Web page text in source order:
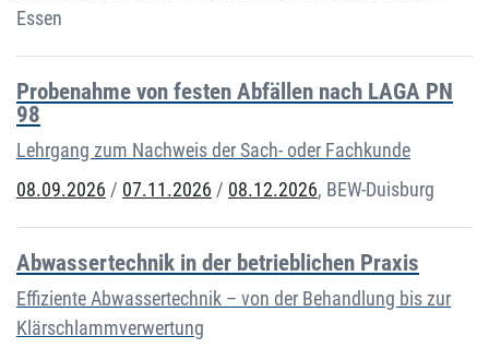
Essen
Probenahme von festen Abfällen nach LAGA PN
98
Lehrgang zum Nachweis der Sach- oder Fachkunde
08.09.2026 / 07.11.2026 / 08.12.2026, BEW-Duisburg
Abwassertechnik in der betrieblichen Praxis
Effiziente Abwassertechnik – von der Behandlung bis zur
Klärschlammverwertung